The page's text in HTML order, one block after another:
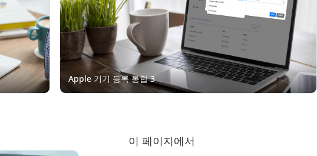
이 페이지에서